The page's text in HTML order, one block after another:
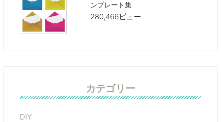
ンプレート集
280,466ビュー
カテゴリー
DIY